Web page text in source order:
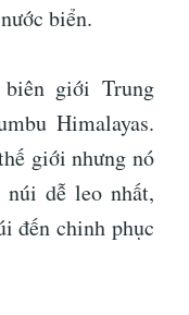
biển.
giới Trung
Himalayas.
giới nhưng nó
dễ leo nhất,
đến chinh phục